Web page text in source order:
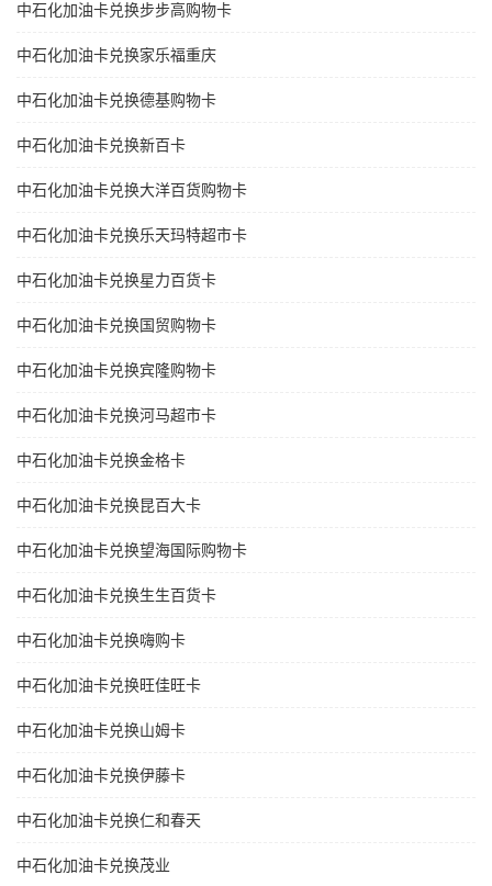
中石化加油卡兑换步步高购物卡
中石化加油卡兑换家乐福重庆
中石化加油卡兑换德基购物卡
中石化加油卡兑换新百卡
中石化加油卡兑换大洋百货购物卡
中石化加油卡兑换乐天玛特超市卡
中石化加油卡兑换星力百货卡
中石化加油卡兑换国贸购物卡
中石化加油卡兑换宾隆购物卡
中石化加油卡兑换河马超市卡
中石化加油卡兑换金格卡
中石化加油卡兑换昆百大卡
中石化加油卡兑换望海国际购物卡
中石化加油卡兑换生生百货卡
中石化加油卡兑换嗨购卡
中石化加油卡兑换旺佳旺卡
中石化加油卡兑换山姆卡
中石化加油卡兑换伊藤卡
中石化加油卡兑换仁和春天
中石化加油卡兑换茂业